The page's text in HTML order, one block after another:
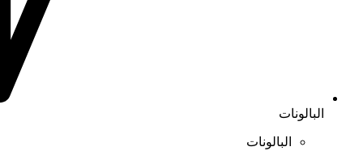
البالونات
البالونات